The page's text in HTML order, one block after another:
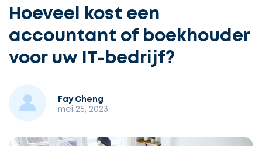
Hoeveel kost een
accountant of boekhouder
voor uw IT-bedrijf?
Fay Cheng
mei 25, 2023